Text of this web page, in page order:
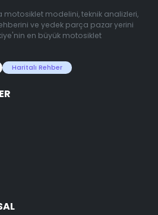
modelini, teknik analizleri,
ve yedek parça pazar yerini
en büyük motosiklet
Haritalı Rehber